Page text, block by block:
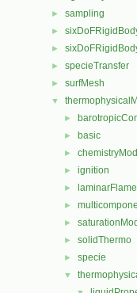
► sampling
►
►
► specieTransfer
► surfMesh
▼
►
► basic
►
► ignition
►
►
►
► solidThermo
► specie
▼